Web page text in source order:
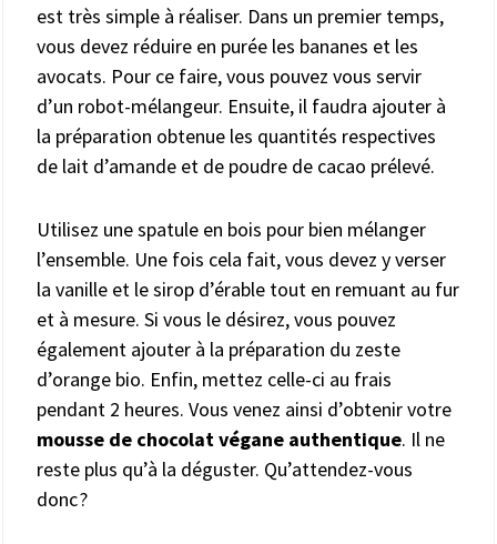
est très simple à réaliser. Dans un premier temps,
vous devez réduire en purée les bananes et les
avocats. Pour ce faire, vous pouvez vous servir
d’un robot-mélangeur. Ensuite, il faudra ajouter à
la préparation obtenue les quantités respectives
de lait d’amande et de poudre de cacao prélevé.
Utilisez une spatule en bois pour bien mélanger
l’ensemble. Une fois cela fait, vous devez y verser
la vanille et le sirop d’érable tout en remuant au fur
et à mesure. Si vous le désirez, vous pouvez
également ajouter à la préparation du zeste
d’orange bio. Enfin, mettez celle-ci au frais
pendant 2 heures. Vous venez ainsi d’obtenir votre
mousse de chocolat végane authentique. Il ne
reste plus qu’à la déguster. Qu’attendez-vous
donc ?